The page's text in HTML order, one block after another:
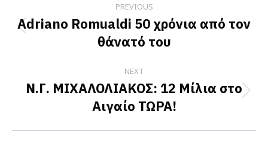
navigation
PREVIOUS
Previous
post:
Adriano Romualdi 50 χρόνια από τον
θάνατό του
NEXT
Next
post:
Ν.Γ. ΜΙΧΑΛΟΛΙΑΚΟΣ: 12 Μίλια στο
Αιγαίο ΤΩΡΑ!